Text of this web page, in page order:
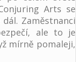
Arts se
Zaměstnanci
ale to je
mírně pomaleji,